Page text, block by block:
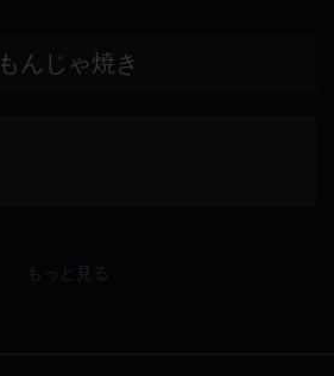
もんじゃ焼き
もっと見る